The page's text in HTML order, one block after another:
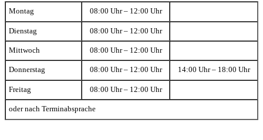
Montag 08:00 Uhr – 12:00 Uhr
Dienstag 08:00 Uhr – 12:00 Uhr
Mittwoch 08:00 Uhr – 12:00 Uhr
Donnerstag 08:00 Uhr – 12:00 Uhr 14:00 Uhr – 18:00 Uhr
Freitag 08:00 Uhr – 12:00 Uhr
oder nach Terminabsprache